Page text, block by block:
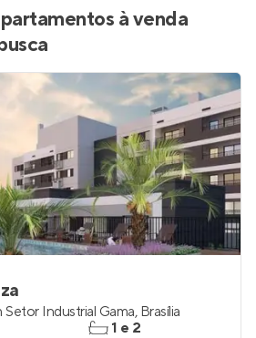
à venda
Setor Industrial Gama, Brasília
1 e 2